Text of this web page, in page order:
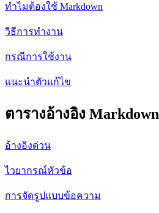
ทำไมต้องใช้ Markdown
วิธีการทำงาน
กรณีการใช้งาน
แนะนำตัวแก้ไข
ตารางอ้างอิง Markdown
อ้างอิงด่วน
ไวยากรณ์หัวข้อ
การจัดรูปแบบข้อความ